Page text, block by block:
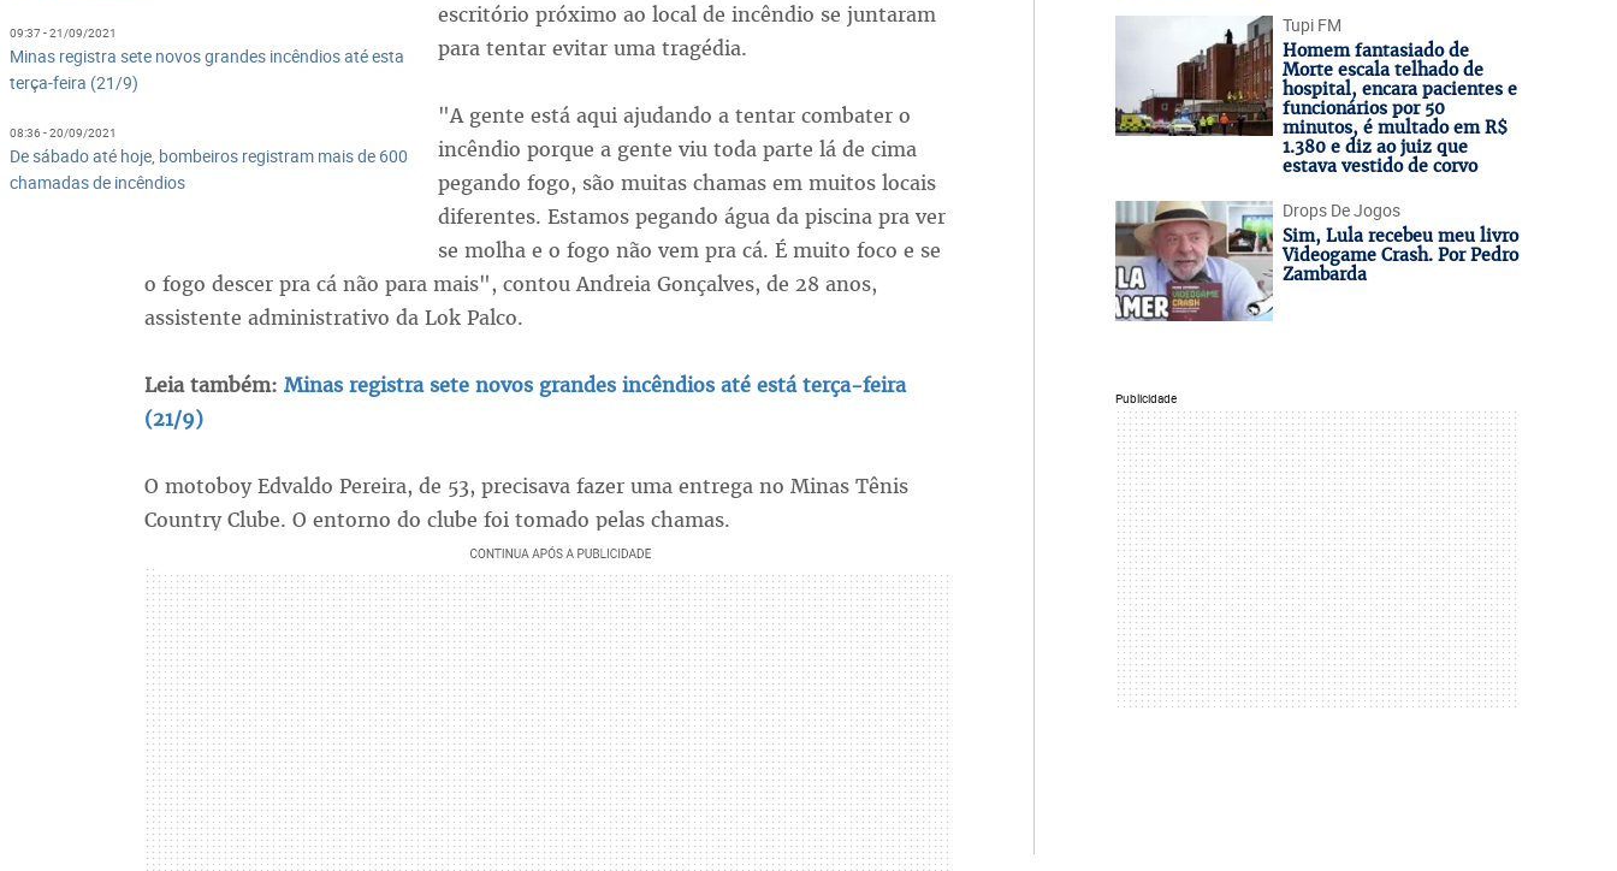
09:37 - 21/09/2021
Minas registra sete novos grandes incêndios até esta
terça-feira (21/9)
08:36 - 20/09/2021
De sábado até hoje, bombeiros registram mais de 600
chamadas de incêndios
escritório próximo ao local de incêndio se juntaram
para tentar evitar uma tragédia.
"A gente está aqui ajudando a tentar combater o
incêndio porque a gente viu toda parte lá de cima
pegando fogo, são muitas chamas em muitos locais
diferentes. Estamos pegando água da piscina pra ver
se molha e o fogo não vem pra cá. É muito foco e se
o fogo descer pra cá não para mais", contou Andreia Gonçalves, de 28 anos,
assistente administrativo da Lok Palco.
Leia também: Minas registra sete novos grandes incêndios até está terça-feira
(21/9)
O motoboy Edvaldo Pereira, de 53, precisava fazer uma entrega no Minas Tênis
Country Clube. O entorno do clube foi tomado pelas chamas.
Tupi FM
Homem fantasiado de
Morte escala telhado de
hospital, encara pacientes e
funcionários por 50
minutos, é multado em R$
1.380 e diz ao juiz que
estava vestido de corvo
Drops De Jogos
Sim, Lula recebeu meu livro
Videogame Crash. Por Pedro
Zambarda
Publicidade